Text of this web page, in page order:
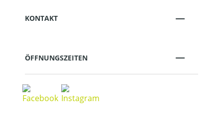
KONTAKT
ÖFFNUNGSZEITEN